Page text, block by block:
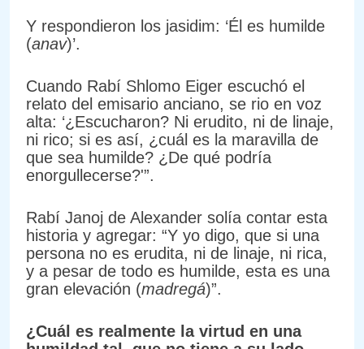
Y respondieron los jasidim: ‘Él es humilde
(anav)’.
Cuando Rabí Shlomo Eiger escuchó el
relato del emisario anciano, se rio en voz
alta: ‘¿Escucharon? Ni erudito, ni de linaje,
ni rico; si es así, ¿cuál es la maravilla de
que sea humilde? ¿De qué podría
enorgullecerse?'”.
Rabí Janoj de Alexander solía contar esta
historia y agregar: “Y yo digo, que si una
persona no es erudita, ni de linaje, ni rica,
y a pesar de todo es humilde, esta es una
gran elevación (madregá)”.
¿Cuál es realmente la virtud en una